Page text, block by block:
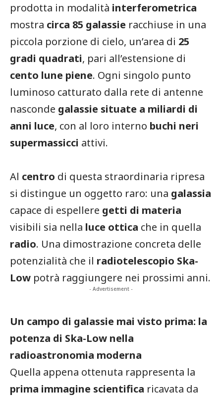
prodotta in modalità interferometrica
mostra circa 85 galassie racchiuse in una
piccola porzione di cielo, un’area di 25
gradi quadrati, pari all’estensione di
cento lune piene. Ogni singolo punto
luminoso catturato dalla rete di antenne
nasconde galassie situate a miliardi di
anni luce, con al loro interno buchi neri
supermassicci attivi.
Al centro di questa straordinaria ripresa
si distingue un oggetto raro: una galassia
capace di espellere getti di materia
visibili sia nella luce ottica che in quella
radio. Una dimostrazione concreta delle
potenzialità che il radiotelescopio Ska-
Low potrà raggiungere nei prossimi anni.
- Advertisement -
Un campo di galassie mai visto prima: la
potenza di Ska-Low nella
radioastronomia moderna
Quella appena ottenuta rappresenta la
prima immagine scientifica ricavata da